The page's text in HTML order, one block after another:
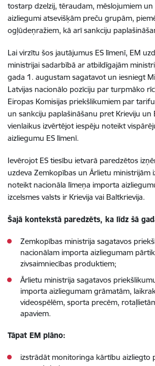
tostarp dzelzij, tēraudam, mēslojumiem
aizliegumi atsevišķām preču grupām,
ogļūdeņražiem, kā arī sankciju
Lai virzītu šos jautājumus ES līmenī, EM
ministrijai sadarbībā ar atbildīgajām
gada 1. augustam sagatavot un iesniegt
Latvijas nacionālo pozīciju par turpmāko
Eiropas Komisijas priekšlikumiem par
un sankciju paplašināšanu pret Krieviju un
vienlaikus izvērtējot iespēju noteikt
aizliegumu ES līmenī.
Ievērojot ES tiesību ietvarā paredzētos
uzdeva Zemkopības un Ārlietu ministrijām
noteikt nacionāla līmeņa importa
izcelsmes valsts ir Krievija vai Baltkrievija.
Šajā kontekstā paredzēts, ka līdz šā
Zemkopības ministrija sagatavos
nacionālam importa aizliegumam
zivsaimniecības produktiem;
Ārlietu ministrija sagatavos
importa aizliegumam grāmatām,
videospēlēm, sporta precēm,
apaviem.
Tāpat EM plāno:
izstrādāt monitoringa kārtību aizliegto